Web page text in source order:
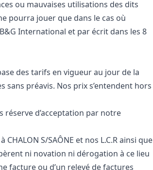
ou mauvaises utilisations des dits
pourra jouer que dans le cas où
International et par écrit dans les 8
des tarifs en vigueur au jour de la
sans préavis. Nos prix s’entendent hors
réserve d’acceptation par notre
S/SAÔNE et nos L.C.R ainsi que
ni novation ni dérogation à ce lieu
facture ou d’un relevé de factures